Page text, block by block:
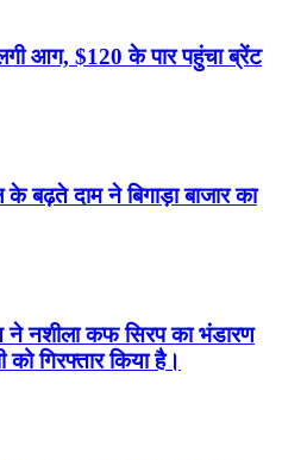
आग, $120 के पार पहुंचा ब्रेंट
दाम ने बिगाड़ा बाजार का
नशीला कफ सिरप का भंडारण
गिरफ्तार किया है।